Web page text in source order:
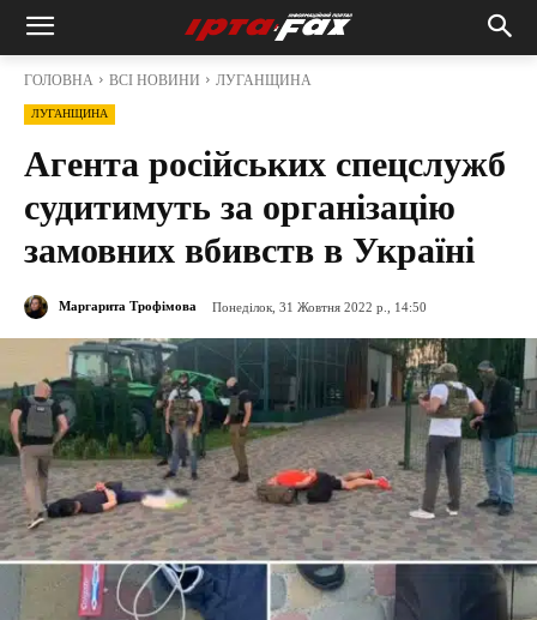
ГОЛОВНА ВСІ НОВИНИ ЛУГАНЩИНА
ЛУГАНЩИНА
Агента російських спецслужб
судитимуть за організацію
замовних вбивств в Україні
Маргарита Трофімова Понеділок, 31 Жовтня 2022 р., 14:50